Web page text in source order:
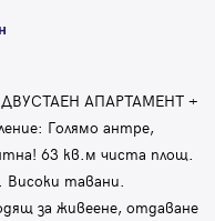
АПАРТАМЕНТ +
Голямо антре,
63 кв.м чиста площ.
Високи тавани.
за живеене, отдаване